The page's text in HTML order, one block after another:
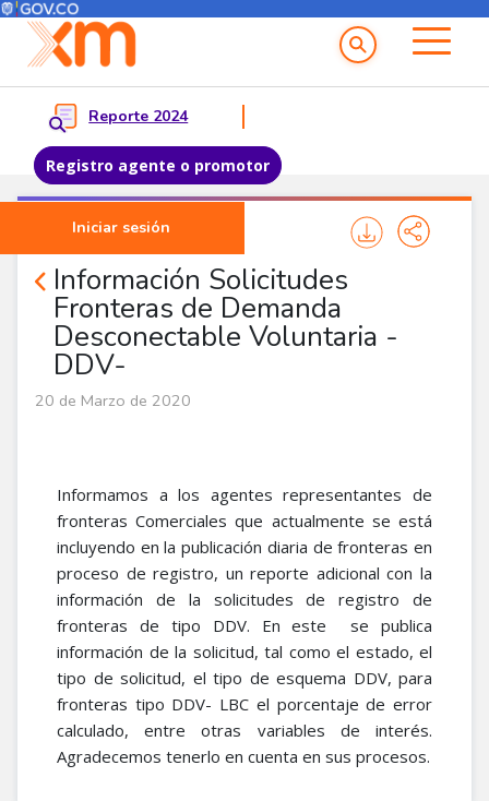
Pasar al contenido principal
Menú del Usuario
Reporte 2024
Registro agente o promotor
Iniciar sesión
Menu principal
Información Solicitudes
Fronteras de Demanda
Desconectable Voluntaria -
DDV-
Noticias Agentes
20 de Marzo de 2020
Informamos a los agentes representantes de
fronteras Comerciales que actualmente se está
incluyendo en la publicación diaria de fronteras en
proceso de registro, un reporte adicional con la
información de la solicitudes de registro de
fronteras de tipo DDV. En este se publica
información de la solicitud, tal como el estado, el
tipo de solicitud, el tipo de esquema DDV, para
fronteras tipo DDV- LBC el porcentaje de error
calculado, entre otras variables de interés.
Agradecemos tenerlo en cuenta en sus procesos.